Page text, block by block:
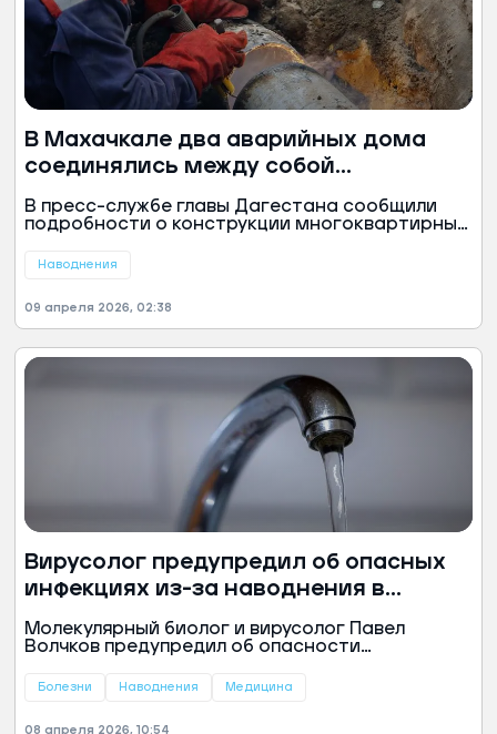
В Махачкале два аварийных дома
соединялись между собой
канализационной трубой
В пресс-службе главы Дагестана сообщили
подробности о конструкции многоквартирных
и признанных аварийными после обрушения
канализационной трубой между первым и
вторым этажами жилых зданий.
Наводнения
09 апреля 2026, 02:38
Вирусолог предупредил об опасных
инфекциях из-за наводнения в
Дагестане
Молекулярный биолог и вирусолог Павел
Волчков предупредил об опасности
нарушения работы системы водоснабжения.
Болезни Наводнения Медицина
08 апреля 2026, 10:54